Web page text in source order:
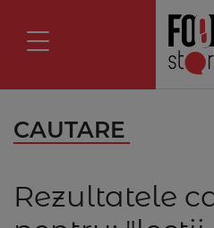
CAUTARE
Rezultatele